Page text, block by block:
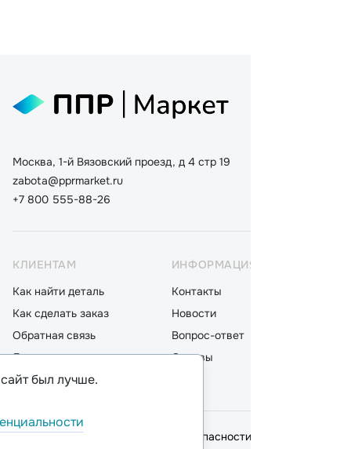
Москва, 1-й Вязовский проезд, д 4 стр 19
zabota@pprmarket.ru
+7 800 555-88-26
КЛИЕНТАМ
Как найти деталь
Как сделать заказ
Обратная связь
Доставка
Оплата
ИНФОРМАЦИЯ
Контакты
Новости
Вопрос-ответ
Отзывы
© 2026,ООО "ППР"
Политика безопасности
был лучше.